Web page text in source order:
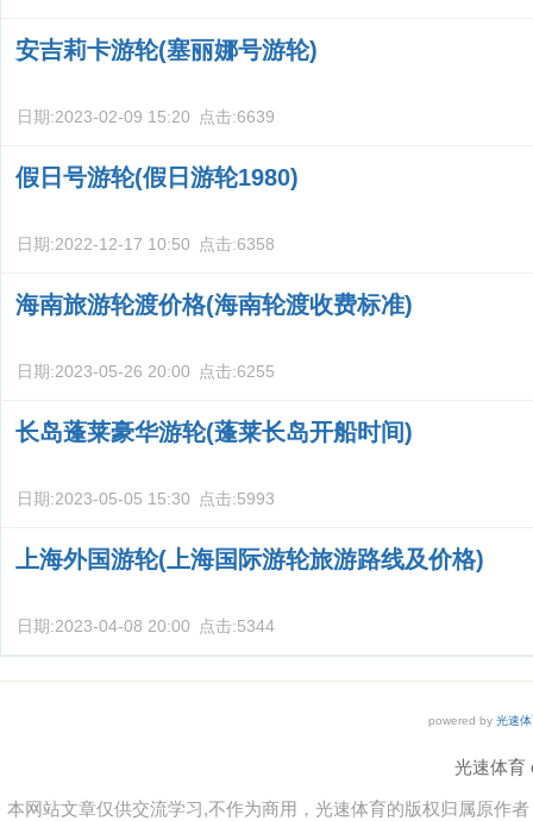
安吉莉卡游轮(塞丽娜号游轮)
日期:2023-02-09 15:20 点击:6639
假日号游轮(假日游轮1980)
日期:2022-12-17 10:50 点击:6358
海南旅游轮渡价格(海南轮渡收费标准)
日期:2023-05-26 20:00 点击:6255
长岛蓬莱豪华游轮(蓬莱长岛开船时间)
日期:2023-05-05 15:30 点击:5993
上海外国游轮(上海国际游轮旅游路线及价格)
日期:2023-04-08 20:00 点击:5344
powered by 光速
光速体育
本网站文章仅供交流学习,不作为商用，光速体育的版权归属原作